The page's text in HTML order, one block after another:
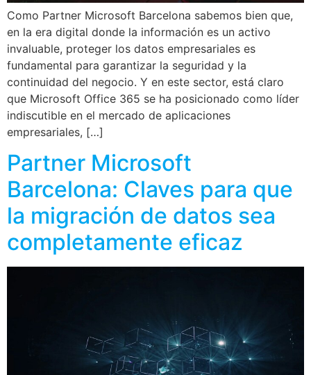
Como Partner Microsoft Barcelona sabemos bien que,
en la era digital donde la información es un activo
invaluable, proteger los datos empresariales es
fundamental para garantizar la seguridad y la
continuidad del negocio. Y en este sector, está claro
que Microsoft Office 365 se ha posicionado como líder
indiscutible en el mercado de aplicaciones
empresariales, […]
Partner Microsoft
Barcelona: Claves para que
la migración de datos sea
completamente eficaz